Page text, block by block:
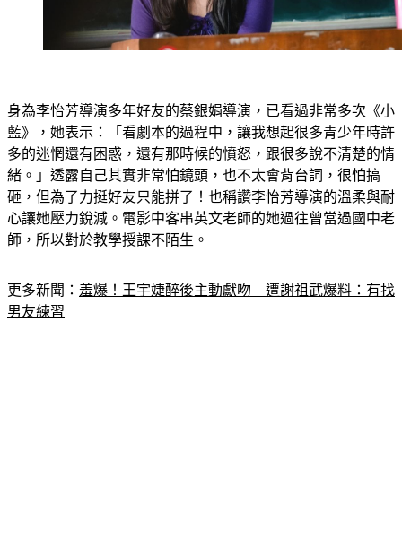
身為李怡芳導演多年好友的蔡銀娟導演，已看過非常多次《小
藍》，她表示：「看劇本的過程中，讓我想起很多青少年時許
多的迷惘還有困惑，還有那時候的憤怒，跟很多說不清楚的情
緒。」透露自己其實非常怕鏡頭，也不太會背台詞，很怕搞
砸，但為了力挺好友只能拼了！也稱讚李怡芳導演的溫柔與耐
心讓她壓力銳減。電影中客串英文老師的她過往曾當過國中老
師，所以對於教學授課不陌生。
更多新聞： 羞爆！王宇婕醉後主動獻吻　遭謝祖武爆料：有找
男友練習